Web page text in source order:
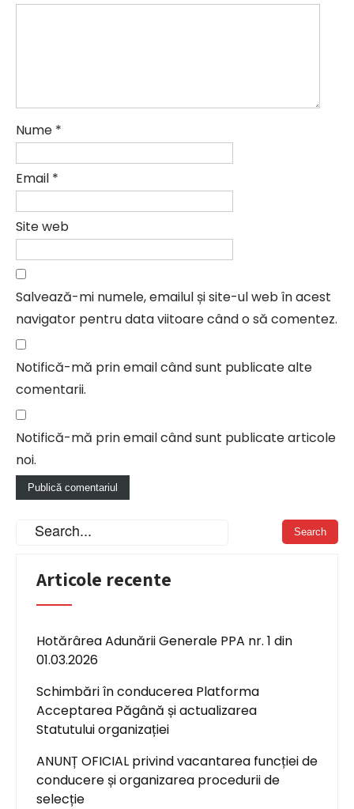
Nume *
Email *
Site web
Salvează-mi numele, emailul și site-ul web în acest
navigator pentru data viitoare când o să comentez.
Notifică-mă prin email când sunt publicate alte
comentarii.
Notifică-mă prin email când sunt publicate articole
noi.
Articole recente
Hotărârea Adunării Generale PPA nr. 1 din
01.03.2026
Schimbări în conducerea Platforma
Acceptarea Păgână și actualizarea
Statutului organizației
ANUNȚ OFICIAL privind vacantarea funcției de
conducere și organizarea procedurii de
selecție